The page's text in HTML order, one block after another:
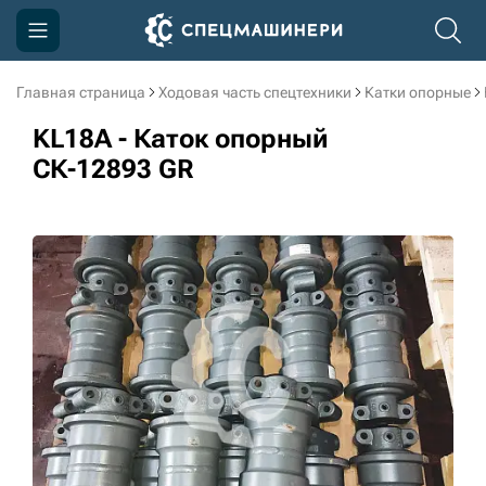
Главная страница Ходовая часть спецтехники Катки опорные
KL18A - Каток опорный
СК-12893 GR
Компания
Акции
Информация
Контакты
3D тур по производству
3D тур по складам
sksale@skdst.ru